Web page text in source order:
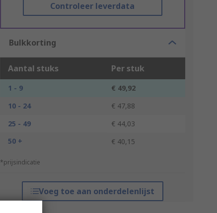
Controleer leverdata
Bulkkorting
Aantal stuks Per stuk
1 - 9
€ 49,92
10 - 24
€ 47,88
25 - 49
€ 44,03
50 +
€ 40,15
*prijsindicatie
Voeg toe aan onderdelenlijst